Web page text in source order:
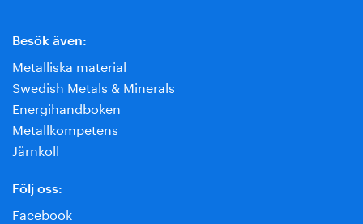
Besök även:
Metalliska material
Swedish Metals & Minerals
Energihandboken
Metallkompetens
Järnkoll
Följ oss:
Facebook